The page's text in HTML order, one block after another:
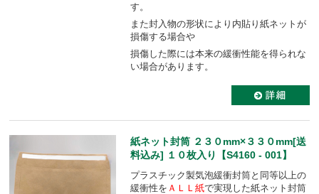
す。
また封入物の形状により内貼り紙ネットが
損傷する場合や
損傷した際には本来の緩衝性能を得られな
い場合があります。
紙ネット封筒 ２３０mm×３３０mm[送
料込み] １０枚入り【S4160 - 001】
プラスチック製気泡緩衝封筒と同等以上の
緩衝性を ＡＬＬ紙で実現した紙ネット封筒